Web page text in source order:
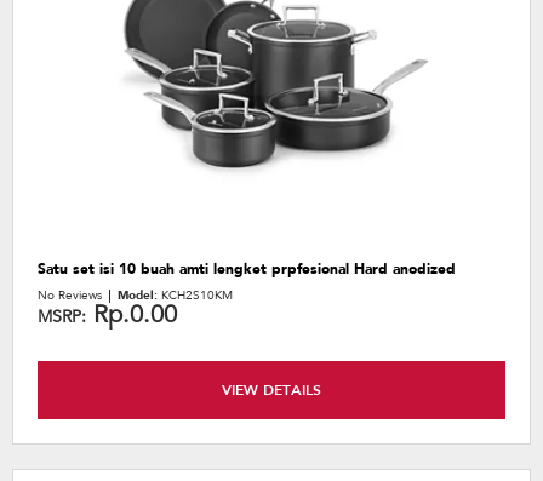
Satu set isi 10 buah amti lengket prpfesional Hard anodized
No Reviews Model: KCH2S10KM
MSRP: Rp.0.00
VIEW DETAILS